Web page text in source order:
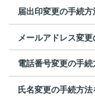
届出印変更の手続方
メールアドレス変更
電話番号変更の手続
氏名変更の手続方法